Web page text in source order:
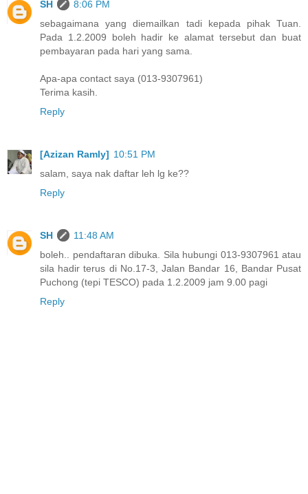
SH
8:06 PM
sebagaimana yang diemailkan tadi kepada pihak Tuan.
Pada 1.2.2009 boleh hadir ke alamat tersebut dan buat
pembayaran pada hari yang sama.
Apa-apa contact saya (013-9307961)
Terima kasih.
Reply
[Azizan Ramly] 10:51 PM
salam, saya nak daftar leh lg ke??
Reply
SH
11:48 AM
boleh.. pendaftaran dibuka. Sila hubungi 013-9307961 atau
sila hadir terus di No.17-3, Jalan Bandar 16, Bandar Pusat
Puchong (tepi TESCO) pada 1.2.2009 jam 9.00 pagi
Reply